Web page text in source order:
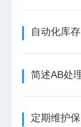
自动化库存